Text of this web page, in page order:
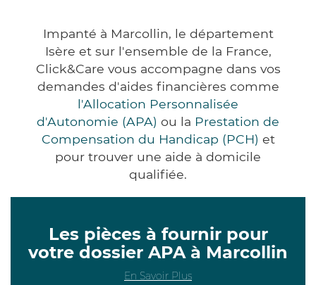
Impanté à Marcollin, le département
Isère et sur l'ensemble de la France,
Click&Care vous accompagne dans vos
demandes d'aides financières comme
l'Allocation Personnalisée
d'Autonomie (APA) ou la Prestation de
Compensation du Handicap (PCH) et
pour trouver une aide à domicile
qualifiée.
Les pièces à fournir pour
votre dossier APA à Marcollin
En Savoir Plus